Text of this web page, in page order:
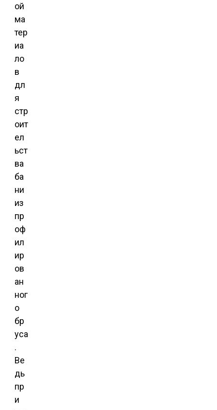
ой
ма
тер
иа
ло
в
дл
я
стр
оит
ел
ьст
ва
ба
ни
из
пр
оф
ил
ир
ов
ан
ног
о
бр
уса
.
Ве
дь
пр
и